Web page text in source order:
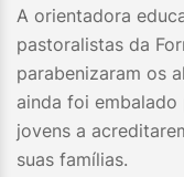
A orientadora
pastoralistas da
parabenizaram os
ainda foi
jovens a
suas famílias.